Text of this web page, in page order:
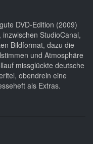
DVD-Edition (2009)
StudioCanal,
Bildformat, dazu die
und Atmosphäre
missglückte deutsche
obendrein eine
als Extras.